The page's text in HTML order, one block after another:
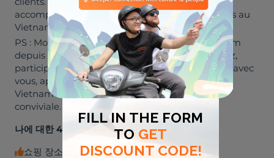
accompagnerai lors de vos prochaines aventures au
Vietnam.
PS : Mon fiancé est français 😚☺️ et vit au Vietnam
depuis plus de 10 ans. Il peut, si vous le souhaitez,
participer à certaines excursions pour échanger avec
vous, apporter un regard français sur la vie au
Vietnam et enrichir l'expérience de manière
conviviale.
나에 대한 4개의 키워드
쇼핑 장소